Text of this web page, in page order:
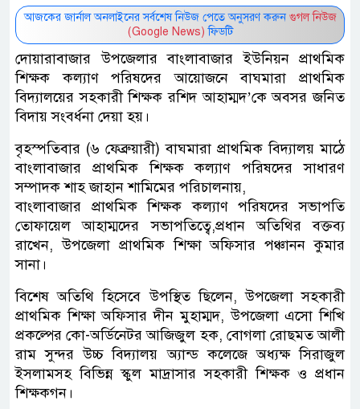
আজকের জার্নাল অনলাইনের সর্বশেষ নিউজ পেতে অনুসরণ করুন গুগল নিউজ
(Google News) ফিডটি
দোয়ারাবাজার উপজেলার বাংলাবাজার ইউনিয়ন প্রাথমিক
শিক্ষক কল্যাণ পরিষদের আয়োজনে বাঘমারা প্রাথমিক
বিদ্যালয়ের সহকারী শিক্ষক রশিদ আহাম্মদ’কে অবসর জনিত
বিদায় সংবর্ধনা দেয়া হয়।
বৃহস্পতিবার (৬ ফেব্রুয়ারী) বাঘমারা প্রাথমিক বিদ্যালয় মাঠে
বাংলাবাজার প্রাথমিক শিক্ষক কল্যাণ পরিষদের সাধারণ
সম্পাদক শাহ জাহান শামিমের পরিচালনায়,
বাংলাবাজার প্রাথমিক শিক্ষক কল্যাণ পরিষদের সভাপতি
তোফায়েল আহাম্মদের সভাপতিত্বে,প্রধান অতিথির বক্তব্য
রাখেন, উপজেলা প্রাথমিক শিক্ষা অফিসার পঞ্চানন কুমার
সানা।
বিশেষ অতিথি হিসেবে উপস্থিত ছিলেন, উপজেলা সহকারী
প্রাথমিক শিক্ষা অফিসার দীন মুহাম্মদ, উপজেলা এসো শিখি
প্রকল্পের কো-অর্ডিনেটর আজিজুল হক, বোগলা রোছমত আলী
রাম সুন্দর উচ্চ বিদ্যালয় অ্যান্ড কলেজে অধ্যক্ষ সিরাজুল
ইসলামসহ বিভিন্ন স্কুল মাদ্রাসার সহকারী শিক্ষক ও প্রধান
শিক্ষকগন।